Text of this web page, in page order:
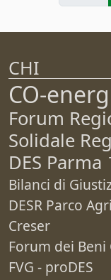
CHI
CO-
Forum
Solidale
DES Parma
Bilanci di
DESR Parco
Creser
Forum dei
FVG - proDES